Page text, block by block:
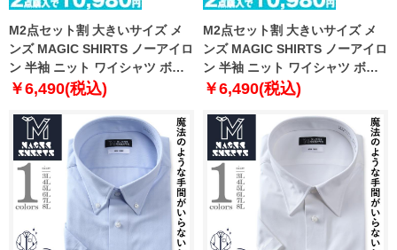
M2点セット割 大きいサイズ メ
ンズ MAGIC SHIRTS ノーアイロ
ン 半袖 ニット ワイシャツ ボタ
ンダウン 吸水速乾 ストレッチ 日
26bd
￥6,490(税込)
M2点セット割 大きいサイズ メ
ンズ MAGIC SHIRTS ノーアイロ
ン 半袖 ニット ワイシャツ ボタ
ンダウン 吸水速乾 ストレッチ 日
27bd
￥6,490(税込)